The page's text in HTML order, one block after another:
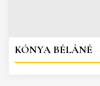
KÓNYA BÉLÁNÉ